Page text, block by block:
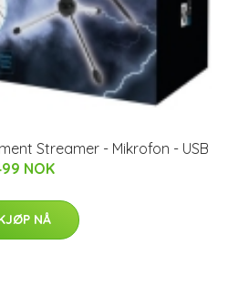
Streamer - Mikrofon - USB
NOK
NÅ